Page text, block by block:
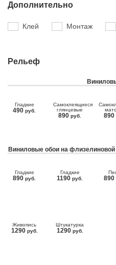
Дополнительно
Клей Монтаж
Рельеф
Гладкие
490 руб.
Самоклеящиеся
глянцевые
890 руб. 890
Виниловые обои на
Гладкие
890 руб.
Гладкие
1190 руб. 890
Живопись
1290 руб.
Штукатурка
1290 руб.